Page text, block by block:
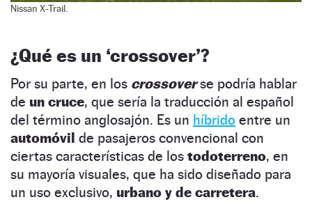
Nissan X-Trail.
¿Qué es un ‘crossover’?
Por su parte, en los crossover se podría hablar
de un cruce, que sería la traducción al español
del término anglosajón. Es un híbrido entre un
automóvil de pasajeros convencional con
ciertas características de los todoterreno, en
su mayoría visuales, que ha sido diseñado para
un uso exclusivo, urbano y de carretera.